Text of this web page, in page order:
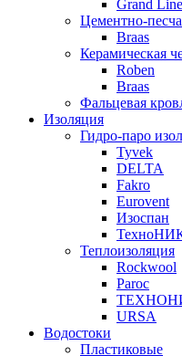
Grand Line
Цементно-
Braas
Керамическая
Roben
Braas
Фальцевая
Изоляция
Гидро-паро
Tyvek
DELTA
Fakro
Eurovent
Изоспан
Теплоизоляция
Rockwool
Paroc
URSA
Водостоки
Пластиковые